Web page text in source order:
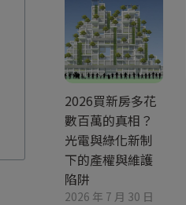
2026買新房多花
數百萬的真相？
光電與綠化新制
下的產權與維護
陷阱
2026 年 7 月 30 日